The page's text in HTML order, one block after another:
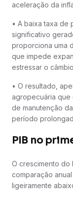
aceleração da
• A baixa taxa de
significativo
proporciona uma
que impede
estressar o
• O resultado,
agropecuária que
de manutenção
período
PIB no
O crescimento do
comparação
ligeiramente